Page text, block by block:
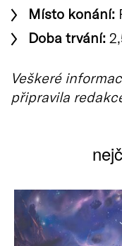
Místo konání:
Doba trvání:
Veškeré
připravila